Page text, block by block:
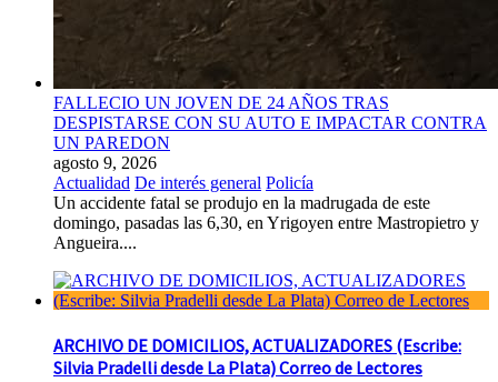
FALLECIO UN JOVEN DE 24 AÑOS TRAS
DESPISTARSE CON SU AUTO E IMPACTAR CONTRA
UN PAREDON
agosto 9, 2026
Actualidad De interés general Policía
Un accidente fatal se produjo en la madrugada de este
domingo, pasadas las 6,30, en Yrigoyen entre Mastropietro y
Angueira....
ARCHIVO DE DOMICILIOS, ACTUALIZADORES (Escribe:
Silvia Pradelli desde La Plata) Correo de Lectores